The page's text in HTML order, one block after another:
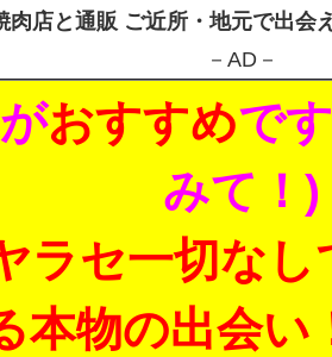
肉店と通販 ご近所・地元で出会
－AD－
おすすめで
みて！)
ラセ一切なし
本物の出会